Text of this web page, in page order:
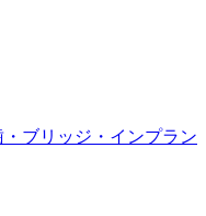
ブリッジ・インプラン